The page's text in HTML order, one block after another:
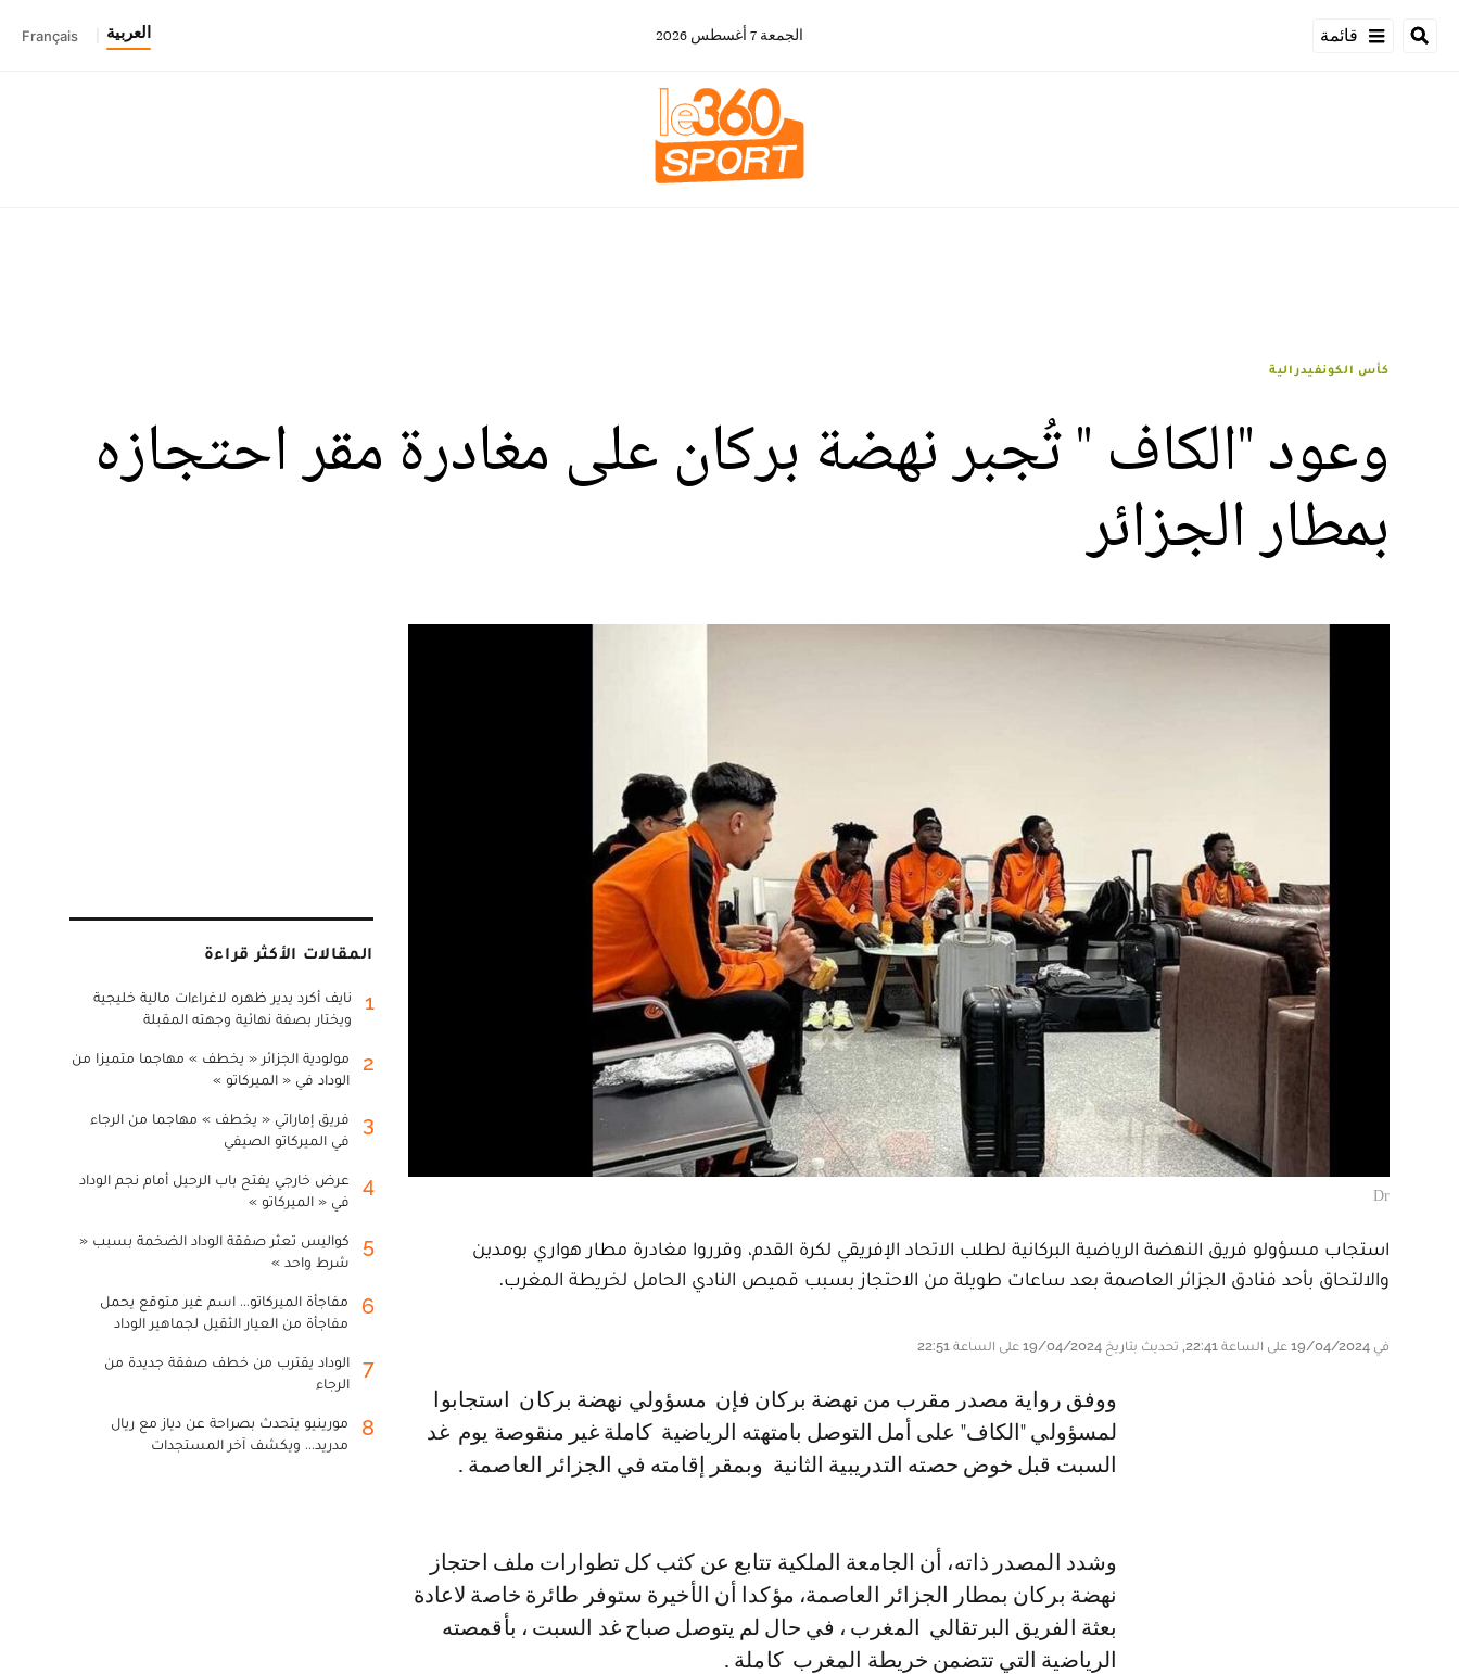
قائمة الجمعة 7 أغسطس 2026 العربية Français
كأس الكونفيدرالية
وعود "الكاف " تُجبر نهضة بركان على مغادرة مقر احتجازه
بمطار الجزائر
Dr
استجاب مسؤولو فريق النهضة الرياضية البركانية لطلب الاتحاد الإفريقي لكرة القدم، وقرروا مغادرة مطار هواري بومدين
والالتحاق بأحد فنادق الجزائر العاصمة بعد ساعات طويلة من الاحتجاز بسبب قميص النادي الحامل لخريطة المغرب.
في 19/04/2024 على الساعة 22:41, تحديث بتاريخ 19/04/2024 على الساعة 22:51
ووفق رواية مصدر مقرب من نهضة بركان فإن مسؤولي نهضة بركان استجابوا
لمسؤولي "الكاف" على أمل التوصل بامتهته الرياضية كاملة غير منقوصة يوم غد
السبت قبل خوض حصته التدريبية الثانية وبمقر إقامته في الجزائر العاصمة .
وشدد المصدر ذاته، أن الجامعة الملكية تتابع عن كثب كل تطوارات ملف احتجاز
نهضة بركان بمطار الجزائر العاصمة، مؤكدا أن الأخيرة ستوفر طائرة خاصة لاعادة
بعثة الفريق البرتقالي المغرب ، في حال لم يتوصل صباح غد السبت ، بأقمصته
الرياضية التي تتضمن خريطة المغرب كاملة .
المقالات الأكثر قراءة
1
نايف أكرد يدير ظهره لاغراءات مالية خليجية
ويختار بصفة نهائية وجهته المقبلة
2
مولودية الجزائر « يخطف » مهاجما متميزا من
الوداد في « الميركاتو »
3
فريق إماراتي « يخطف » مهاجما من الرجاء
في الميركاتو الصيفي
4
عرض خارجي يفتح باب الرحيل أمام نجم الوداد
في « الميركاتو »
5
كواليس تعثر صفقة الوداد الضخمة بسبب «
شرط واحد »
6
مفاجأة الميركاتو... اسم غير متوقع يحمل
مفاجأة من العيار الثقيل لجماهير الوداد
7
الوداد يقترب من خطف صفقة جديدة من
الرجاء
8
مورينيو يتحدث بصراحة عن دياز مع ريال
مدريد... ويكشف آخر المستجدات